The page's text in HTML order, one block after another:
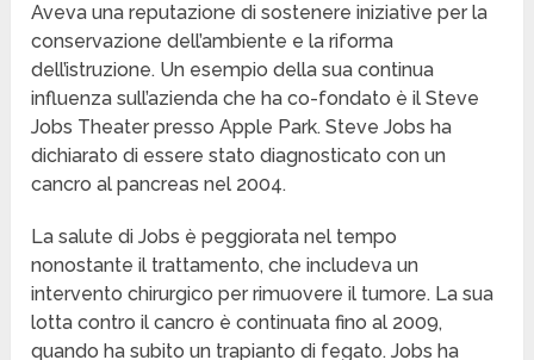
Aveva una reputazione di sostenere iniziative per la
conservazione dell’ambiente e la riforma
dell’istruzione. Un esempio della sua continua
influenza sull’azienda che ha co-fondato è il Steve
Jobs Theater presso Apple Park. Steve Jobs ha
dichiarato di essere stato diagnosticato con un
cancro al pancreas nel 2004.
La salute di Jobs è peggiorata nel tempo
nonostante il trattamento, che includeva un
intervento chirurgico per rimuovere il tumore. La sua
lotta contro il cancro è continuata fino al 2009,
quando ha subito un trapianto di fegato. Jobs ha